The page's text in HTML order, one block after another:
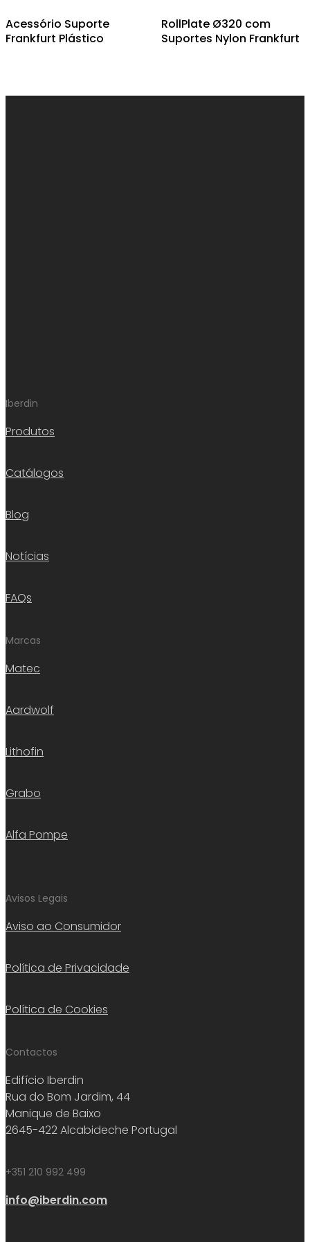
Acessório Suporte
Frankfurt Plástico
RollPlate Ø320 com
Suportes Nylon Frankfurt
Iberdin
Produtos
Catálogos
Blog
Notícias
FAQs
Marcas
Matec
Aardwolf
Lithofin
Grabo
Alfa Pompe
Avisos Legais
Aviso ao Consumidor
Política de Privacidade
Política de Cookies
Contactos
Edifício Iberdin
Rua do Bom Jardim, 44
Manique de Baixo
2645-422 Alcabideche Portugal
+351 210 992 499
info@iberdin.com